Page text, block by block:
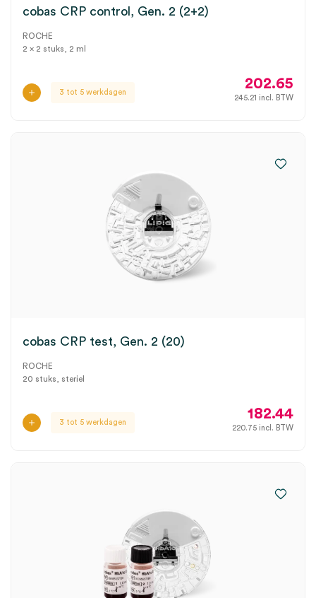
cobas CRP control, Gen. 2 (2+2)
ROCHE
2 x 2 stuks, 2 ml
3 tot 5 werkdagen
202.65
245.21 incl. BTW
cobas CRP test, Gen. 2 (20)
ROCHE
20 stuks, steriel
3 tot 5 werkdagen
182.44
220.75 incl. BTW